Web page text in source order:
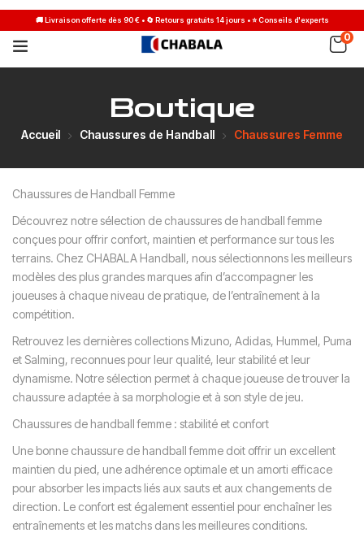
0
Boutique
Accueil Chaussures de Handball Chaussures Femme
Chaussures de Handball Femme
Découvrez notre sélection de chaussures de handball femme
conçues pour offrir confort, maintien et performance sur tous les
terrains. Chez CHABALA Handball, nous sélectionnons les meilleurs
modèles des plus grandes marques afin d’accompagner les
joueuses à chaque niveau de pratique, de l’entraînement à la
compétition.
Retrouvez les dernières collections Mizuno, Adidas, Hummel, Puma
et Salming, reconnues pour leur qualité, leur stabilité et leur
dynamisme. Notre sélection permet à chaque joueuse de trouver la
chaussure adaptée à sa morphologie et à son style de jeu.
Chaussures de handball femme : stabilité et confort
Une bonne chaussure de handball femme doit offrir un excellent
maintien du pied, une adhérence optimale et un amorti efficace
pour absorber les impacts liés aux sauts et aux changements de
direction. Le confort est également essentiel pour enchaîner les
entraînements et les matchs dans les meilleures conditions.